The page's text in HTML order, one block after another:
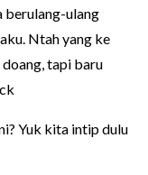
berulang-ulang
Ntah yang ke
tapi baru
Yuk kita intip dulu